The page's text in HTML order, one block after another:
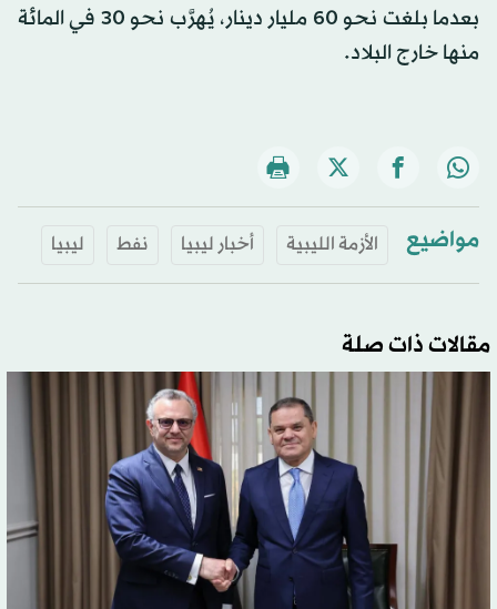
بعدما بلغت نحو 60 مليار دينار، يُهرَّب نحو 30 في المائة
منها خارج البلاد.
مواضيع الأزمة الليبية أخبار ليبيا نفط ليبيا
مقالات ذات صلة